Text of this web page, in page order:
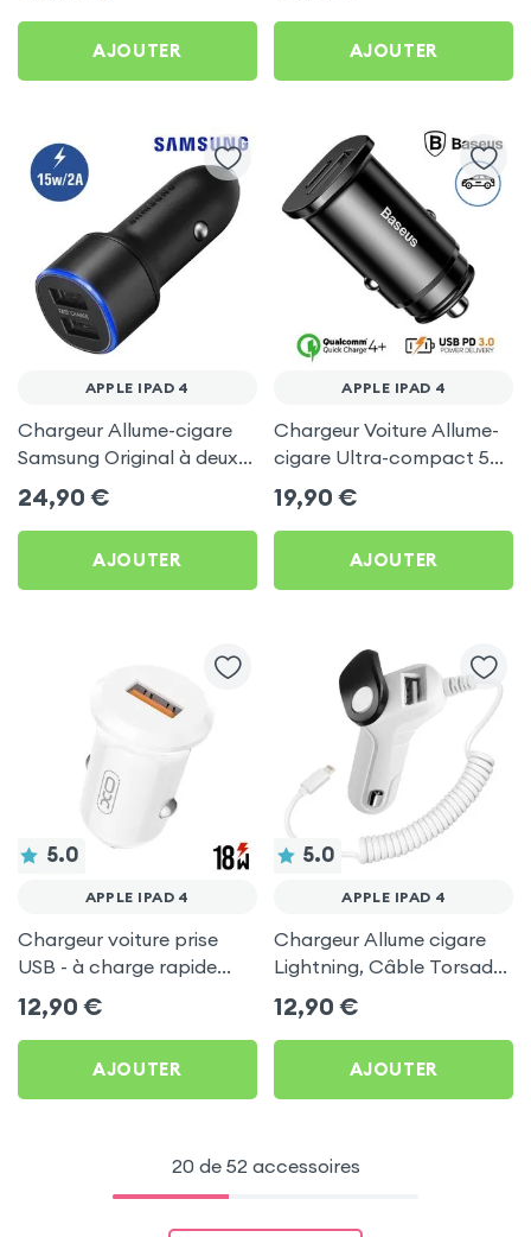
AJOUTER AJOUTER
APPLE IPAD 4
Chargeur Allume-cigare
Samsung Original à deux
ports USB, charge rapide
2A - Noir pour Apple iPad
4
24,90 €
AJOUTER
APPLE IPAD 4
Chargeur Voiture Allume-
cigare Ultra-compact 5A
avec port USB et USB
Type C by Baseus - Noir
pour Apple iPad 4
19,90 €
AJOUTER
5.0
APPLE IPAD 4
Chargeur voiture prise
USB - à charge rapide
puissance 2A - XO pour
Apple iPad 4
12,90 €
AJOUTER
5.0
APPLE IPAD 4
Chargeur Allume cigare
Lightning, Câble Torsadé
Anti noeuds 1m pour
Apple iPad 4
12,90 €
AJOUTER
20 de 52 accessoires